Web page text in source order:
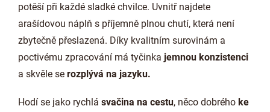
potěší při každé sladké chvilce. Uvnitř najdete
arašídovou náplň s příjemně plnou chutí, která není
zbytečně přeslazená. Díky kvalitním surovinám a
poctivému zpracování má tyčinka jemnou konzistenci
a skvěle se rozplývá na jazyku.
Hodí se jako rychlá svačina na cestu, něco dobrého ke